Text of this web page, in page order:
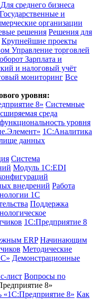
Для среднего бизнеса
Государственные и
организации
решения Решения для
Крупнейшие проекты
Управление торговлей
Зарплата и
и налоговый учёт
мониторинг Все
уровня:
8» Системные
среда
уровня
1C:Аналитика
данных
Система
Модуль 1C:EDI
внедрений Работа
1С
Поддержка
1С:Предприятие 8
ERP Начинающим
Методические
Демонстрационные
лист Вопросы по
8»
«1С:Предприятие 8» Как